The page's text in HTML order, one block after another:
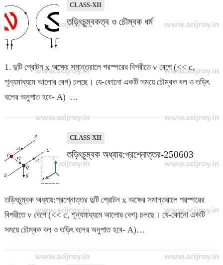
CLASS-XII
তড়িৎচুম্বকত্ব ও চৌম্বক ধর্ম
1. দুটি প্রোটন x অক্ষের সমান্তরালে পরস্পরের বিপরীতে v বেগে (<< c,
শূন্যমাধ্যমে আলোর বেগ) চলছে। যে-কোনো একটি সময়ে চৌম্বক বল ও তড়িৎ
বলের অনুপাত হবে- A) …
CLASS-XII
তড়িৎচুম্বক অধ্যায়:প্রশ্নোত্তর-250603
তড়িৎচুম্বক অধ্যায়:প্রশ্নোত্তর দুটি প্রোটন x অক্ষের সমান্তরালে পরস্পরের
বিপরীতে v বেগে (<< c, শূন্যমাধ্যমে আলোর বেগ) চলছে। যে-কোনো একটি
সময়ে চৌম্বক বল ও তড়িৎ বলের অনুপাত হবে- A)…